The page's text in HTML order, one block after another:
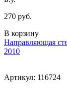
270 руб.
В корзину
Направляющая
2010
Артикул: 116724